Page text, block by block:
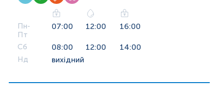
Пн-
Пт
07:00 12:00 16:00
Сб 08:00 12:00 14:00
Нд вихідний